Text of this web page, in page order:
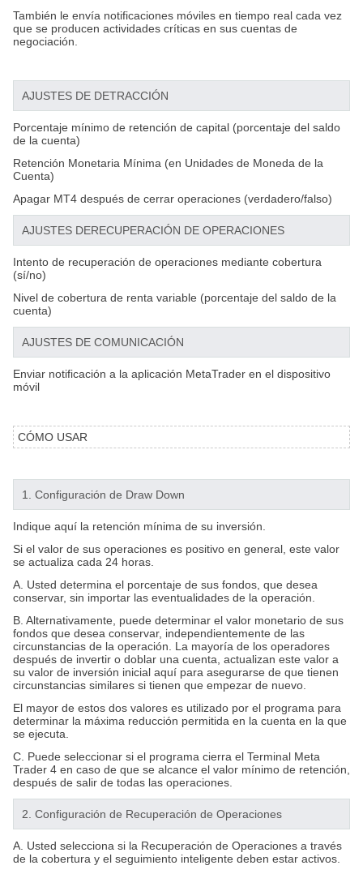
También le envía notificaciones móviles en tiempo real cada vez
que se producen actividades críticas en sus cuentas de
negociación.
AJUSTES DE DETRACCIÓN
Porcentaje mínimo de retención de capital (porcentaje del saldo
de la cuenta)
Retención Monetaria Mínima (en Unidades de Moneda de la
Cuenta)
Apagar MT4 después de cerrar operaciones (verdadero/falso)
AJUSTES DERECUPERACIÓN DE OPERACIONES
Intento de recuperación de operaciones mediante cobertura
(sí/no)
Nivel de cobertura de renta variable (porcentaje del saldo de la
cuenta)
AJUSTES DE COMUNICACIÓN
Enviar notificación a la aplicación MetaTrader en el dispositivo
móvil
CÓMO USAR
1. Configuración de Draw Down
Indique aquí la retención mínima de su inversión.
Si el valor de sus operaciones es positivo en general, este valor
se actualiza cada 24 horas.
A. Usted determina el porcentaje de sus fondos, que desea
conservar, sin importar las eventualidades de la operación.
B. Alternativamente, puede determinar el valor monetario de sus
fondos que desea conservar, independientemente de las
circunstancias de la operación. La mayoría de los operadores
después de invertir o doblar una cuenta, actualizan este valor a
su valor de inversión inicial aquí para asegurarse de que tienen
circunstancias similares si tienen que empezar de nuevo.
El mayor de estos dos valores es utilizado por el programa para
determinar la máxima reducción permitida en la cuenta en la que
se ejecuta.
C. Puede seleccionar si el programa cierra el Terminal Meta
Trader 4 en caso de que se alcance el valor mínimo de retención,
después de salir de todas las operaciones.
2. Configuración de Recuperación de Operaciones
A. Usted selecciona si la Recuperación de Operaciones a través
de la cobertura y el seguimiento inteligente deben estar activos.